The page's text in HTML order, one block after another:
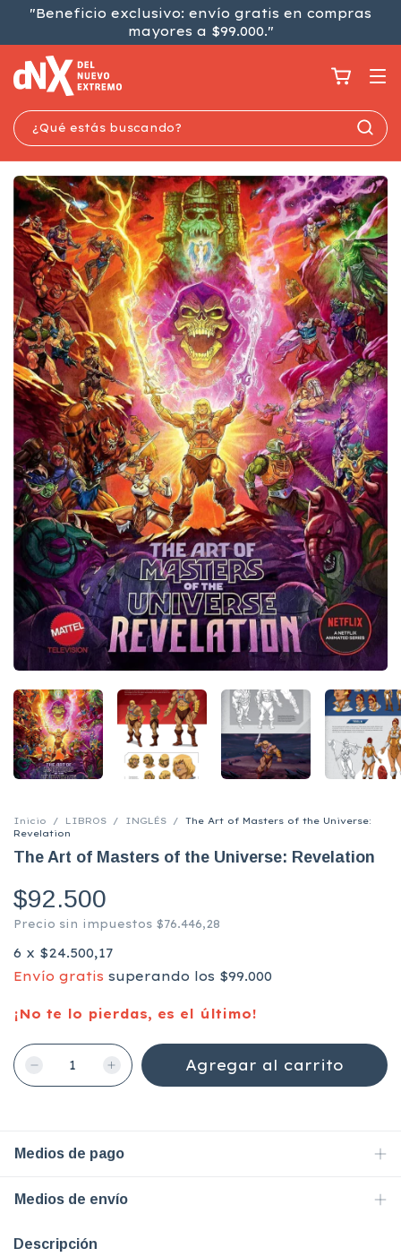
"Beneficio exclusivo: envío gratis en compras
mayores a $99.000."
Inicio / LIBROS / INGLÉS /
The Art of Masters of the Universe:
Revelation
The Art of Masters of the Universe: Revelation
$92.500
Precio sin impuestos $76.446,28
6 x $24.500,17
Envío gratis superando los $99.000
¡No te lo pierdas, es el último!
Medios de pago
Medios de envío
Descripción